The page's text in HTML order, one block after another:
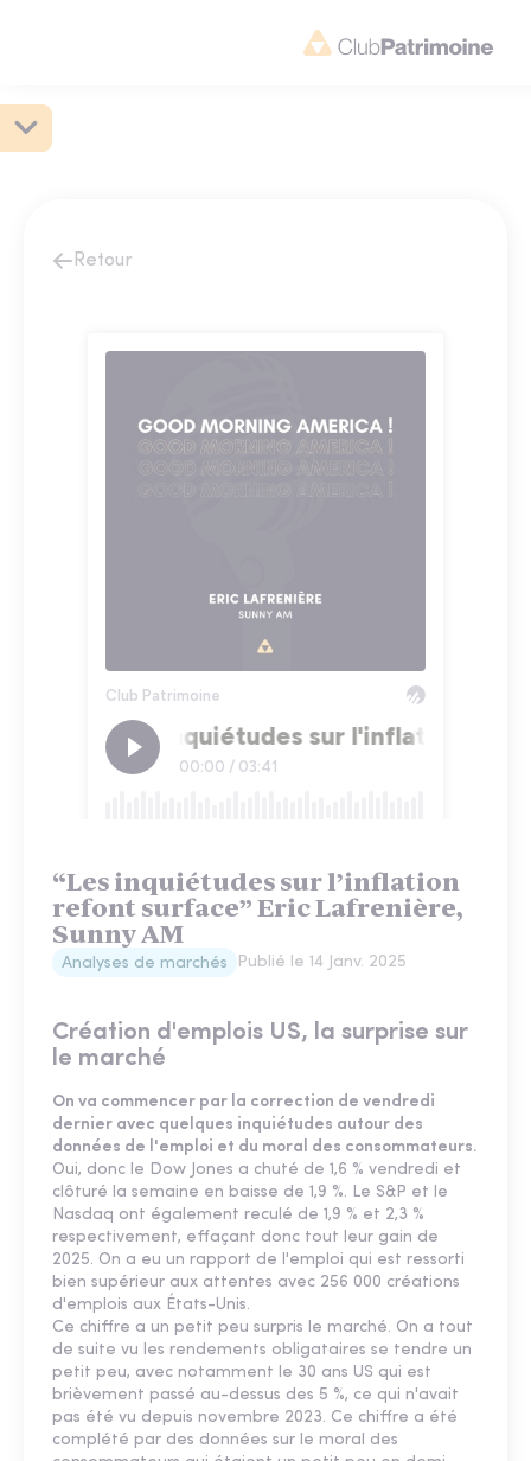
Retour
“Les inquiétudes sur l’inflation
refont surface” Eric Lafrenière,
Sunny AM
Analyses de marchés Publié le 14 Janv. 2025
Création d'emplois US, la surprise sur
le marché
On va commencer par la correction de vendredi
dernier avec quelques inquiétudes autour des
données de l'emploi et du moral des consommateurs.
Oui, donc le Dow Jones a chuté de 1,6 % vendredi et
clôturé la semaine en baisse de 1,9 %. Le S&P et le
Nasdaq ont également reculé de 1,9 % et 2,3 %
respectivement, effaçant donc tout leur gain de
2025. On a eu un rapport de l'emploi qui est ressorti
bien supérieur aux attentes avec 256 000 créations
d'emplois aux États-Unis.
Ce chiffre a un petit peu surpris le marché. On a tout
de suite vu les rendements obligataires se tendre un
petit peu, avec notamment le 30 ans US qui est
brièvement passé au-dessus des 5 %, ce qui n'avait
pas été vu depuis novembre 2023. Ce chiffre a été
complété par des données sur le moral des